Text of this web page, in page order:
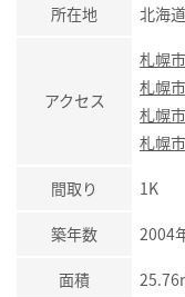
所在地 北海
アクセス
札幌
札幌
札幌
札幌
間取り 1K
築年数 2004
面積